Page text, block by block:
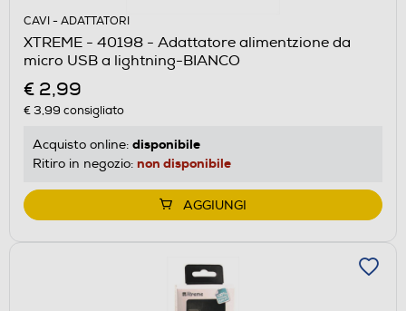
CAVI - ADATTATORI
XTREME - 40198 - Adattatore alimentzione da
micro USB a lightning-BIANCO
€ 2,99
€ 3,99 consigliato
Acquisto online: disponibile
Ritiro in negozio: non disponibile
AGGIUNGI